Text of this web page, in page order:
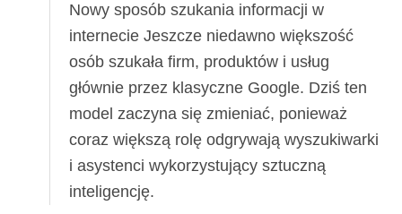
Nowy sposób szukania informacji w
internecie Jeszcze niedawno większość
osób szukała firm, produktów i usług
głównie przez klasyczne Google. Dziś ten
model zaczyna się zmieniać, ponieważ
coraz większą rolę odgrywają wyszukiwarki
i asystenci wykorzystujący sztuczną
inteligencję.